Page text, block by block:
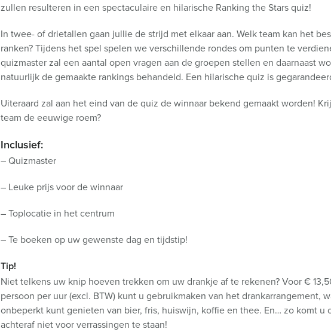
zullen resulteren in een spectaculaire en hilarische Ranking the Stars quiz!
In twee- of drietallen gaan jullie de strijd met elkaar aan. Welk team kan het
ranken? Tijdens het spel spelen we verschillende rondes om punten te
quizmaster zal een aantal open vragen aan de groepen stellen en daarnaast
natuurlijk de gemaakte rankings behandeld. Een hilarische quiz is
Uiteraard zal aan het eind van de quiz de winnaar bekend gemaakt worden!
team de eeuwige roem?
Inclusief:
– Quizmaster
– Leuke prijs voor de winnaar
– Toplocatie in het centrum
– Te boeken op uw gewenste dag en tijdstip!
Tip!
Niet telkens uw knip hoeven trekken om uw drankje af te rekenen? Voor €
persoon per uur (excl. BTW) kunt u gebruikmaken van het drankarrangement,
onbeperkt kunt genieten van bier, fris, huiswijn, koffie en thee. En… zo komt u
achteraf niet voor verrassingen te staan!